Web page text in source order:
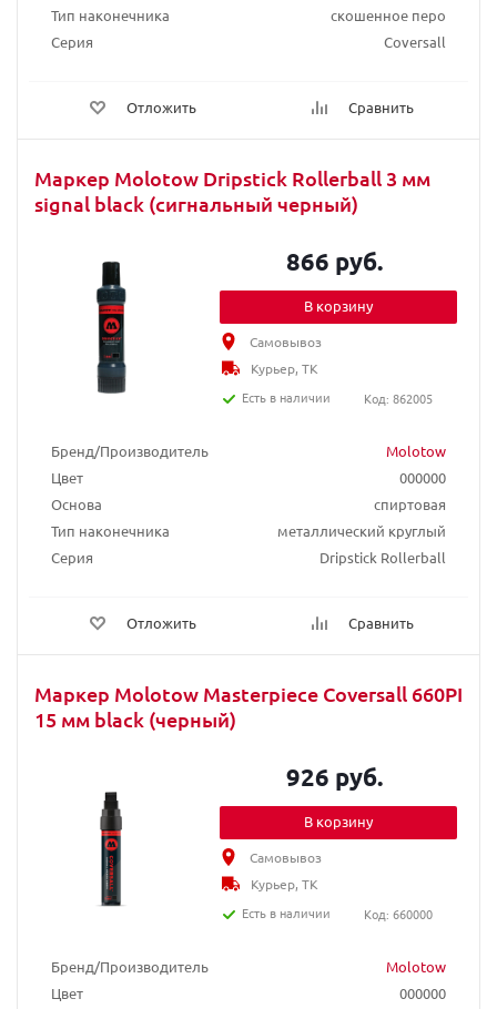
Тип наконечника
скошенное перо
Серия
Coversall
Отложить Сравнить
Маркер Molotow Dripstick Rollerball 3 мм
signal black (сигнальный черный)
Бренд/Производитель
Molotow
Цвет
000000
Основа
спиртовая
Тип наконечника
металлический круглый
Серия
Dripstick Rollerball
Отложить Сравнить
866 руб.
В корзину
Самовывоз
Курьер, ТК
Есть в наличии
Код: 862005
Маркер Molotow Masterpiece Coversall 660PI
15 мм black (черный)
Бренд/Производитель
Molotow
Цвет
000000
926 руб.
В корзину
Самовывоз
Курьер, ТК
Есть в наличии
Код: 660000